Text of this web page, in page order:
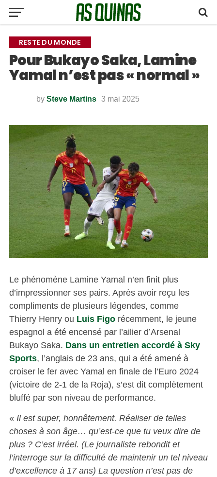
RESTE DU MONDE
Pour Bukayo Saka, Lamine
Yamal n’est pas « normal »
by Steve Martins 3 mai 2025
Le phénomène Lamine Yamal n’en finit plus
d’impressionner ses pairs. Après avoir reçu les
compliments de plusieurs légendes, comme
Thierry Henry ou Luis Figorécemment, le jeune
espagnol a été encensé par l’ailier d’Arsenal
Bukayo Saka. Dans un entretien accordé à Sky
Sports, l’anglais de 23 ans, qui a été amené à
croiser le fer avec Yamal en finale de l’Euro 2024
(victoire de 2-1 de la Roja), s’est dit complètement
bluffé par son niveau de performance.
« Il est super, honnêtement. Réaliser de telles
choses à son âge… qu’est-ce que tu veux dire de
plus ? C’est irréel. (Le journaliste rebondit et
l’interroge sur la difficulté de maintenir un tel niveau
d’excellence à 17 ans) La question n’est pas de